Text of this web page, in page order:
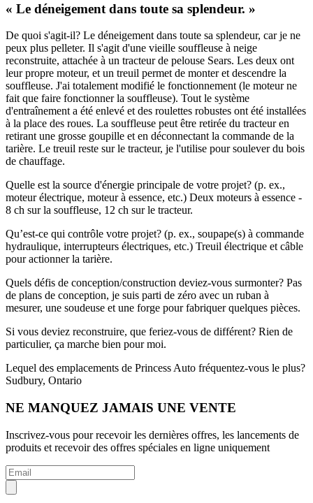
« Le déneigement dans toute sa splendeur. »
De quoi s'agit-il? Le déneigement dans toute sa splendeur, car je ne
peux plus pelleter. Il s'agit d'une vieille souffleuse à neige
reconstruite, attachée à un tracteur de pelouse Sears. Les deux ont
leur propre moteur, et un treuil permet de monter et descendre la
souffleuse. J'ai totalement modifié le fonctionnement (le moteur ne
fait que faire fonctionner la souffleuse). Tout le système
d'entraînement a été enlevé et des roulettes robustes ont été installées
à la place des roues. La souffleuse peut être retirée du tracteur en
retirant une grosse goupille et en déconnectant la commande de la
tarière. Le treuil reste sur le tracteur, je l'utilise pour soulever du bois
de chauffage.
Quelle est la source d'énergie principale de votre projet? (p. ex.,
moteur électrique, moteur à essence, etc.) Deux moteurs à essence -
8 ch sur la souffleuse, 12 ch sur le tracteur.
Qu’est-ce qui contrôle votre projet? (p. ex., soupape(s) à commande
hydraulique, interrupteurs électriques, etc.) Treuil électrique et câble
pour actionner la tarière.
Quels défis de conception/construction deviez-vous surmonter? Pas
de plans de conception, je suis parti de zéro avec un ruban à
mesurer, une soudeuse et une forge pour fabriquer quelques pièces.
Si vous deviez reconstruire, que feriez-vous de différent? Rien de
particulier, ça marche bien pour moi.
Lequel des emplacements de Princess Auto fréquentez-vous le plus?
Sudbury, Ontario
NE MANQUEZ JAMAIS UNE VENTE
Inscrivez-vous pour recevoir les dernières offres, les lancements de
produits et recevoir des offres spéciales en ligne uniquement